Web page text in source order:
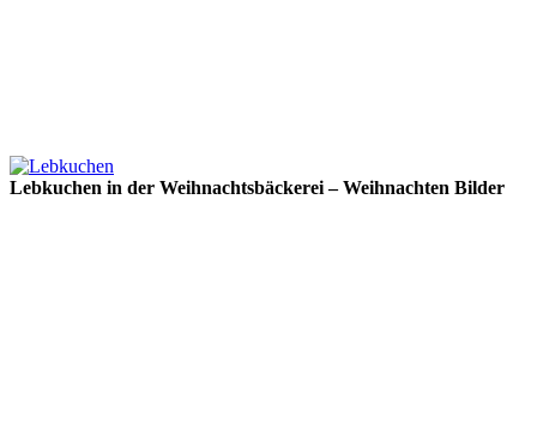
Lebkuchen in der Weihnachtsbäckerei – Weihnachten Bilder